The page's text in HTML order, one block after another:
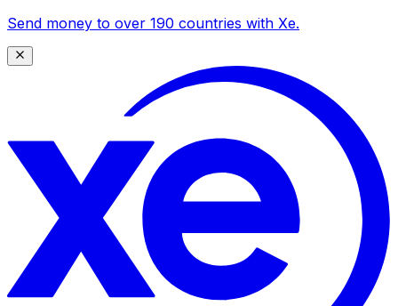
Send money to over 190 countries with Xe.